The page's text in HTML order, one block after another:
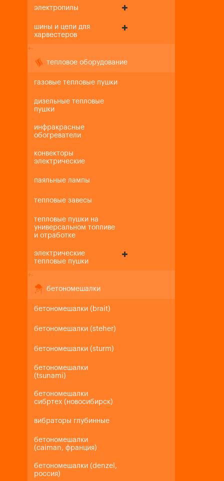
электропилы
шины и цепи для
харвестеров
+-
тепловое оборудование
газовые тепловые пушки
дизельные тепловые
пушки
инфракрасные
обогреватели
конвекторы
электрические
паяльные лампы
тепловые завесы
тепловые пушки на
универсальном топливе
и отработке
электрические
тепловые пушки
+-
бетономешалки
бетономешалки (brait)
бетономешалки (steher)
бетономешалки (sturm)
бетономешалки
(tsunami)
бетономешалки
сибртех (новосибирск)
вибраторы глубинные
бетономешалки
(caiman, франция)
бетономешалки (denzel,
россия)